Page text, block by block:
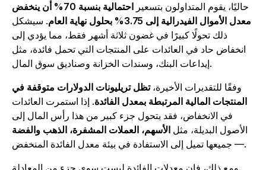
حاليًا، يقوم المتداولون بتسعير
احتمالية بنسبة 70% أن ينخفض
معدل الأموال الفيدرالية إلى 3.75% بحلول نهاية العام
. سيشكل
ذلك تحولًا كبيرًا في غضون ثلاثة أشهر فقط، مما يؤدي إلى
انخفاض حاد في العائدات على المنتجات التي تحمل فائدة، مثل
وفقًا للتقديرات الأخيرة،تظل تريليونات الدولارات متوقفة في
المنتجات المالية المرتبطة بمعدل الفائدة. إذا استمرت العائدات
في الانخفاض، فقد يتحول جزء كبير من هذا رأس المال إلى
الأصول البديلة، مثلالأسهم، العملات المشفرة، الذهب والفضة